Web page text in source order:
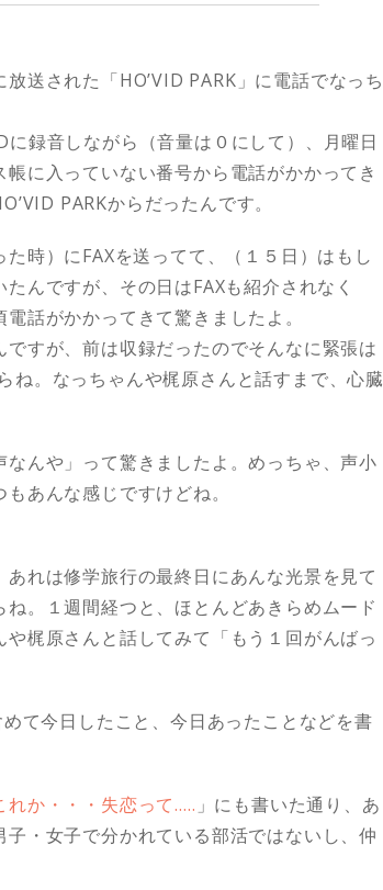
送された「HO’VID PARK」に電話でなっち
録音しながら（音量は０にして）、月曜日
に入っていない番号から電話がかかってき
PARKからだったんです。
時）にFAXを送ってて、（１５日）はもし
んですが、その日はFAXも紹介されなく
話がかかってきて驚きましたよ。
すが、前は収録だったのでそんなに緊張は
ね。なっちゃんや梶原さんと話すまで、心臓
んや」って驚きましたよ。めっちゃ、声小
あんな感じですけどね。
れは修学旅行の最終日にあんな光景を見て
。１週間経つと、ほとんどあきらめムード
梶原さんと話してみて「もう１回がんばっ
て今日したこと、今日あったことなどを書
れか・・・失恋って….. 」にも書いた通り、あ
・女子で分かれている部活ではないし、仲